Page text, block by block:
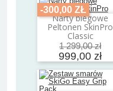
-300,00 ZŁ
Narty biegowe
Peltonen SkinPro
Classic
1 299,00 zł
999,00 zł
Dodaj do koszyka